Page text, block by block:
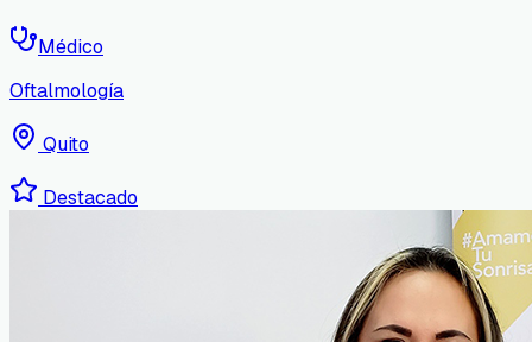
Médico
Oftalmología
Quito
Destacado